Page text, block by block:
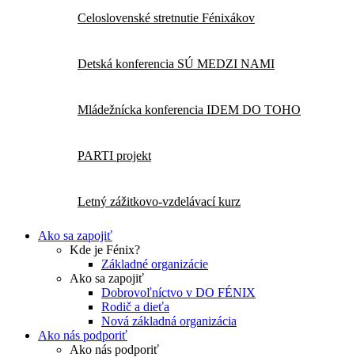
Celoslovenské stretnutie Fénixákov
Detská konferencia SÚ MEDZI NAMI
Mládežnícka konferencia IDEM DO TOHO
PARTI projekt
Letný zážitkovo-vzdelávací kurz
Ako sa zapojiť
Kde je Fénix?
Základné organizácie
Ako sa zapojiť
Dobrovoľníctvo v DO FÉNIX
Rodič a dieťa
Nová základná organizácia
Ako nás podporiť
Ako nás podporiť